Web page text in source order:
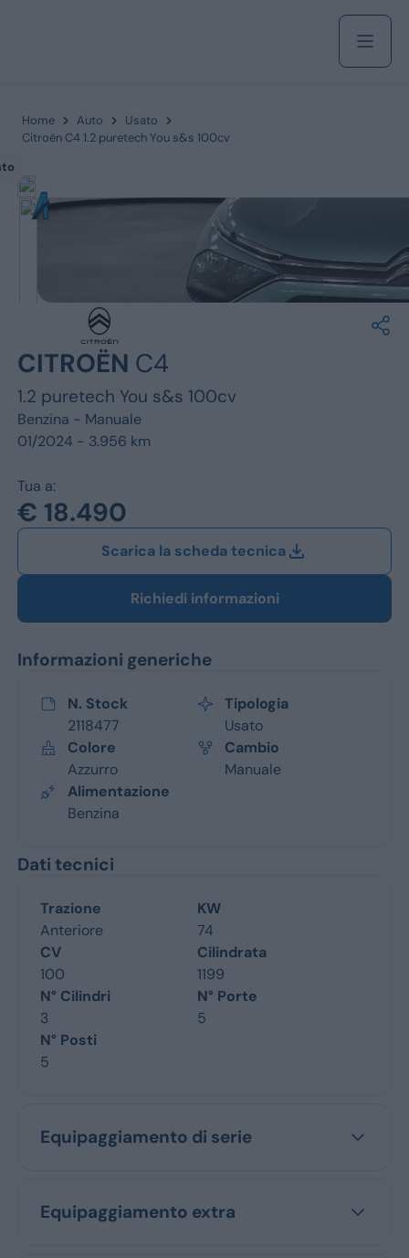
Servizi
Ford
Opel
Home Auto
Usato
Citroën C4 1.2 puretech You s&s 100cv
CITROËN C4
1.2 puretech You s&s 100cv
Benzina - Manuale
01/2024 - 3.956 km
Tua a:
€ 18.490
Scarica la scheda tecnica
Richiedi informazioni
Informazioni generiche
N. Stock
2118477
Tipologia
Usato
Colore
Azzurro
Cambio
Manuale
Alimentazione
Benzina
Dati tecnici
Trazione
Anteriore
KW
74
CV
100
Cilindrata
1199
N° Cilindri
3
N° Porte
5
N° Posti
5
Equipaggiamento di serie
Equipaggiamento extra